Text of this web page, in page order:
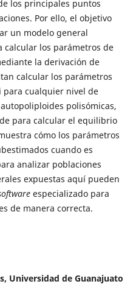
los principales puntos
Por ello, el objetivo
un modelo general
los parámetros de
la derivación de
calcular los parámetros
para cualquier nivel de
polisómicas,
para calcular el equilibrio
cómo los parámetros
cuando es
analizar poblaciones
expuestas aquí pueden
especializado para
de manera correcta.
Universidad de Guanajuato